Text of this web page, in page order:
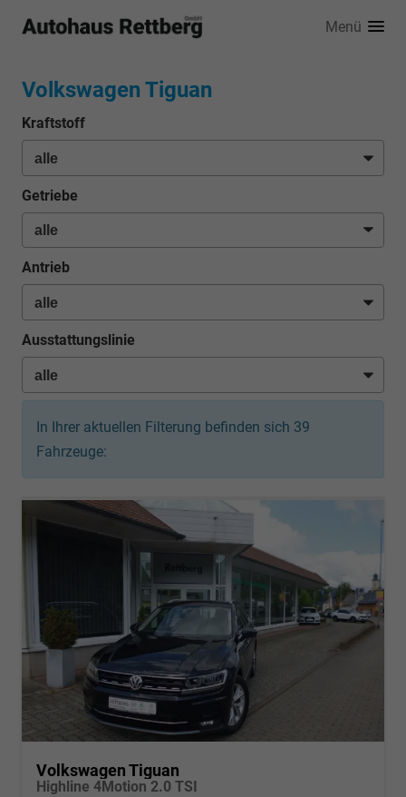
Menü
Volkswagen Tiguan
Kraftstoff
Getriebe
Antrieb
Ausstattungslinie
In Ihrer aktuellen Filterung befinden sich 39
Fahrzeuge:
Volkswagen Tiguan
Highline 4Motion 2.0 TSI